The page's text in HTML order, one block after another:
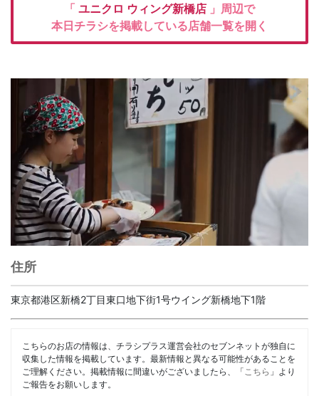
「 ユニクロ ウィング新橋店 」周辺で
本日チラシを掲載している店舗一覧を開く
住所
東京都港区新橋2丁目東口地下街1号ウイング新橋地下1階
こちらのお店の情報は、チラシプラス運営会社のセブンネットが独自に
収集した情報を掲載しています。最新情報と異なる可能性があることを
ご理解ください。掲載情報に間違いがございましたら、「 こちら 」より
ご報告をお願いします。